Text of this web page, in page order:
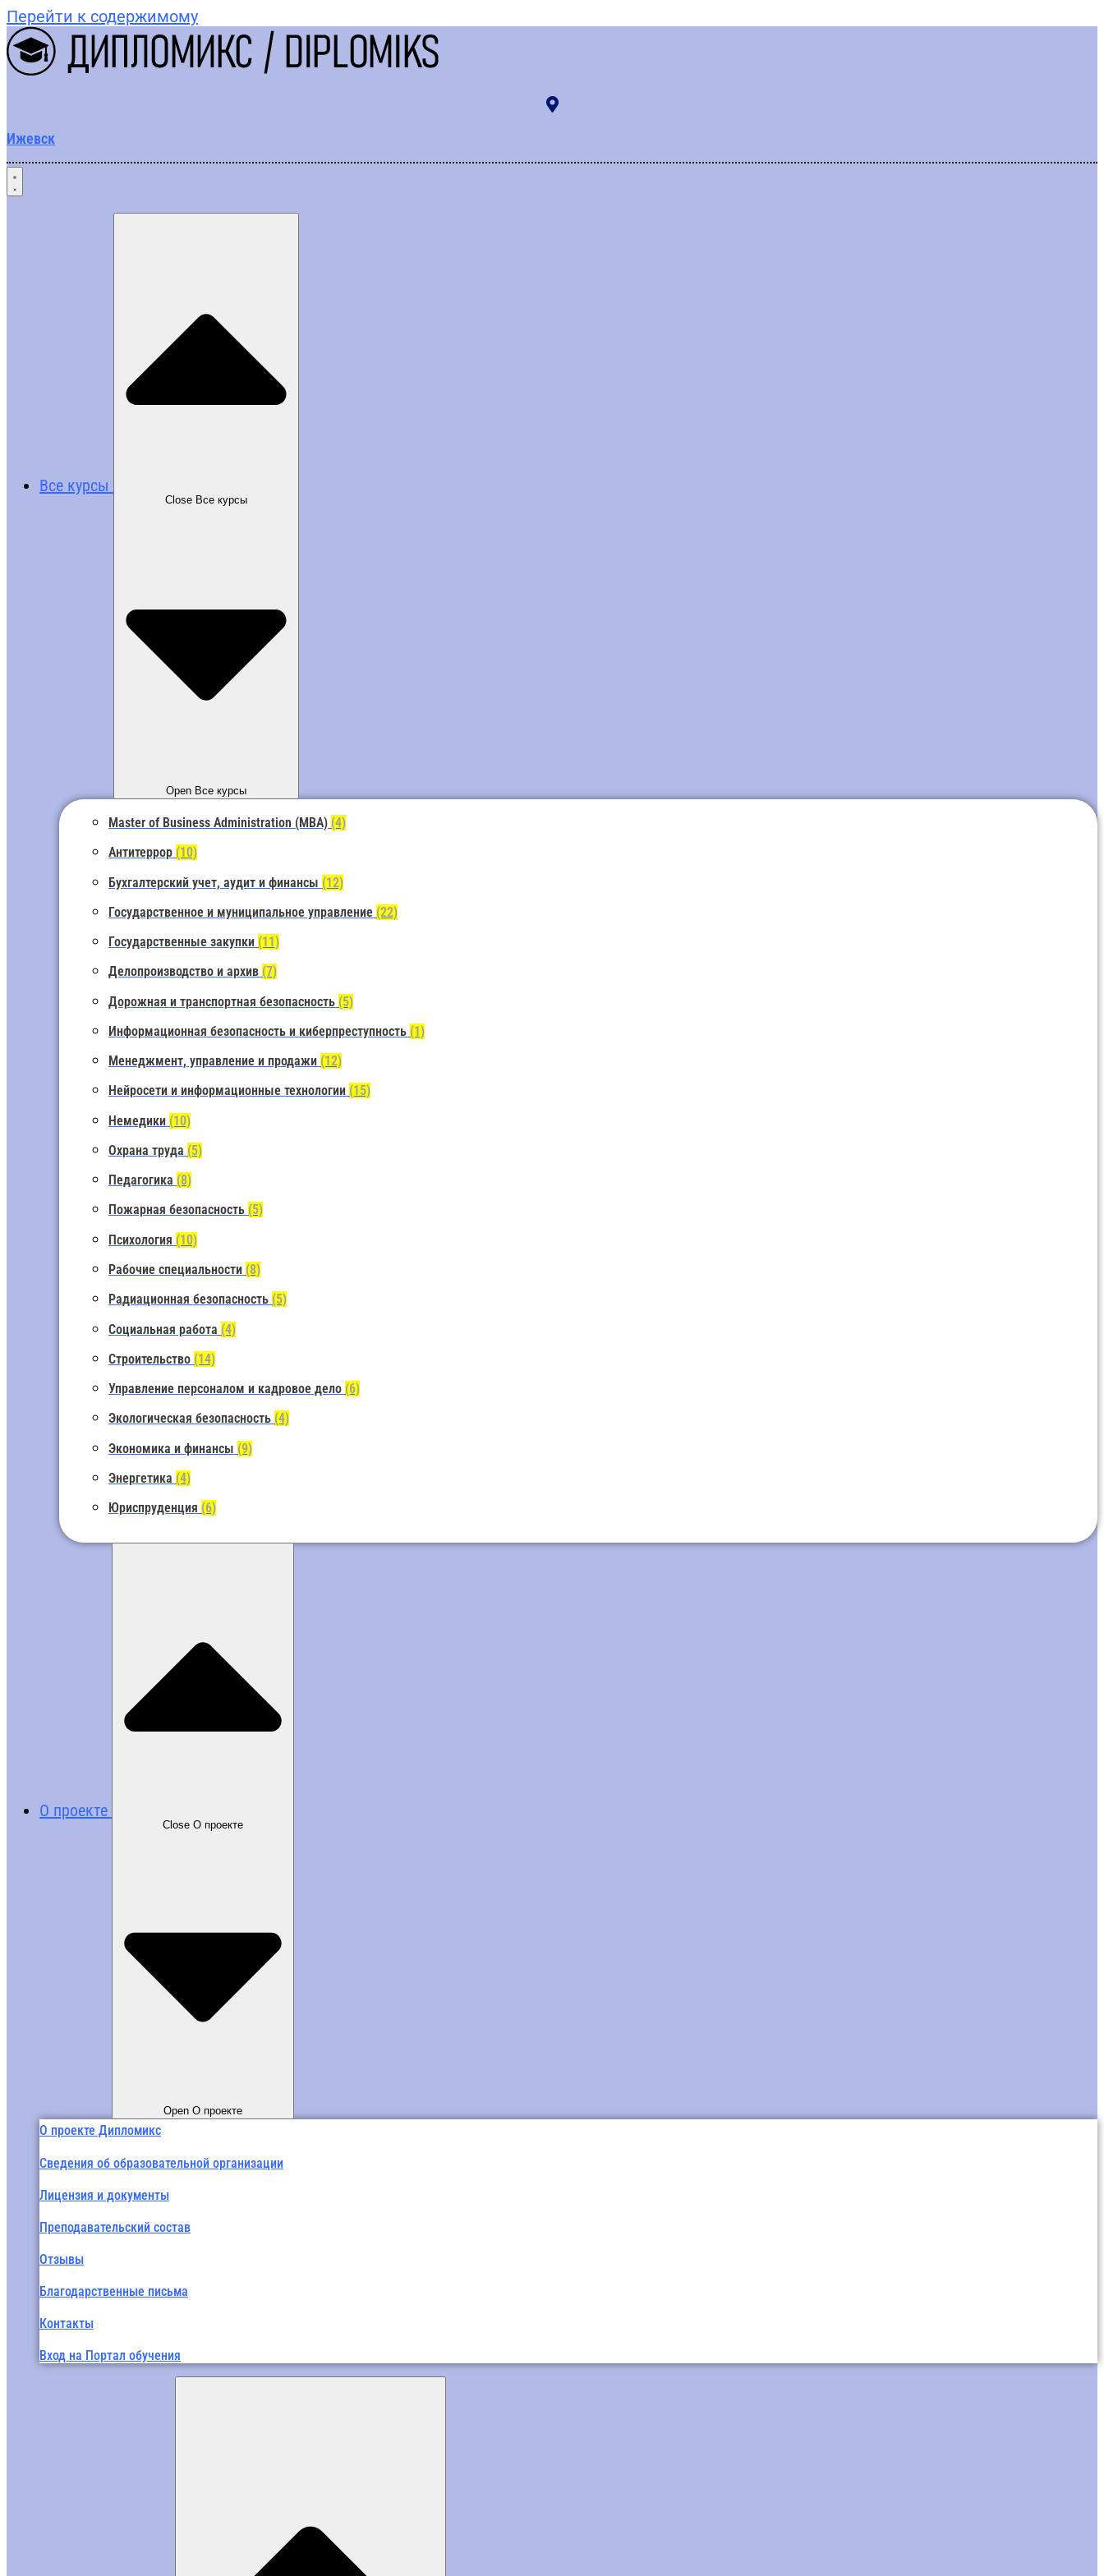
Перейти к содержимому
Ижевск
Все курсы
Close Все курсы
Open Все курсы
Master of Business Administration (MBA) (4)
Антитеррор (10)
Бухгалтерский учет, аудит и финансы (12)
Государственное и муниципальное управление (22)
Государственные закупки (11)
Делопроизводство и архив (7)
Дорожная и транспортная безопасность (5)
Информационная безопасность и киберпреступность (1)
Менеджмент, управление и продажи (12)
Нейросети и информационные технологии (15)
Немедики (10)
Охрана труда (5)
Педагогика (8)
Пожарная безопасность (5)
Психология (10)
Рабочие специальности (8)
Радиационная безопасность (5)
Социальная работа (4)
Строительство (14)
Управление персоналом и кадровое дело (6)
Экологическая безопасность (4)
Экономика и финансы (9)
Энергетика (4)
Юриспруденция (6)
О проекте
Close О проекте
Open О проекте
О проекте Дипломикс
Сведения об образовательной организации
Лицензия и документы
Преподавательский состав
Отзывы
Благодарственные письма
Контакты
Вход на Портал обучения